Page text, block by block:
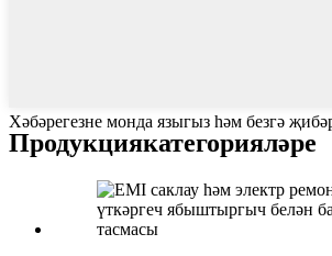
Хәбәрегезне монда языгыз һәм безгә
Продукциякатегорияләре